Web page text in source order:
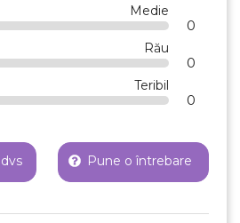
Medie
0
Rău
0
Teribil
0
Pune o întrebare
Anuleaza
o lista de dorinte